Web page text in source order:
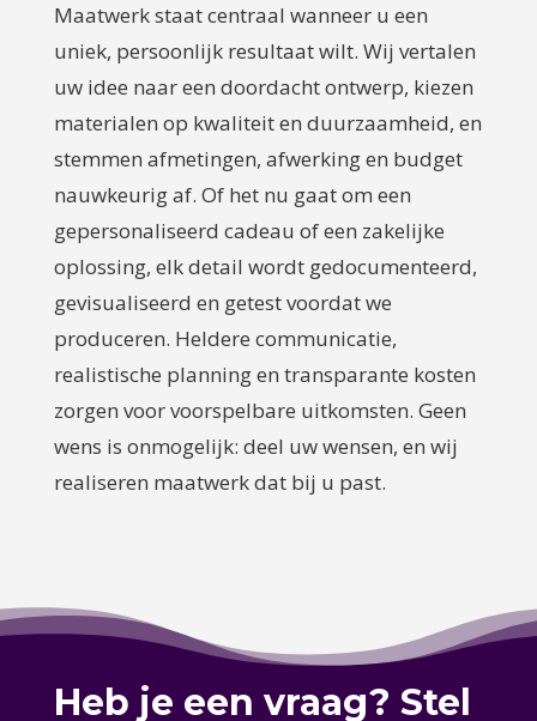
Maatwerk staat centraal wanneer u een
uniek, persoonlijk resultaat wilt. Wij vertalen
uw idee naar een doordacht ontwerp, kiezen
materialen op kwaliteit en duurzaamheid, en
stemmen afmetingen, afwerking en budget
nauwkeurig af. Of het nu gaat om een
gepersonaliseerd cadeau of een zakelijke
oplossing, elk detail wordt gedocumenteerd,
gevisualiseerd en getest voordat we
produceren. Heldere communicatie,
realistische planning en transparante kosten
zorgen voor voorspelbare uitkomsten. Geen
wens is onmogelijk: deel uw wensen, en wij
realiseren maatwerk dat bij u past.
Heb je een vraag? Stel